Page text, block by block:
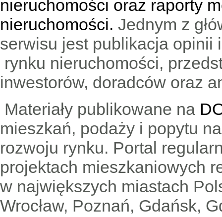
nieruchomości oraz raporty
nieruchomości. Jednym z
serwisu jest publikacja
rynku nieruchomości,
inwestorów, doradców oraz
Materiały publikowane na
mieszkań, podaży i popytu
rozwoju rynku. Portal
projektach mieszkaniowych
w największych miastach
Wrocław, Poznań, Gdańsk,